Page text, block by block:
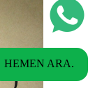
HEMEN ARA.